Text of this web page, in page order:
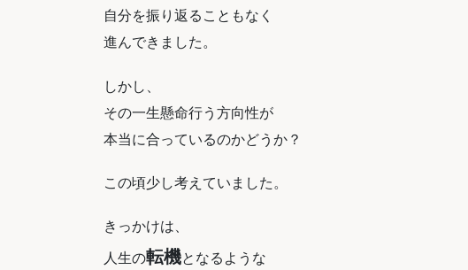
自分を振り返ることもなく
進んできました。
しかし、
その一生懸命行う方向性が
本当に合っているのかどうか？
この頃少し考えていました。
きっかけは、
人生の転機となるような